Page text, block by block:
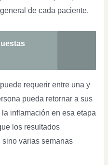
de cada paciente.
requerir entre una y
pueda retornar a sus
inflamación en esa etapa
los resultados
varias semanas